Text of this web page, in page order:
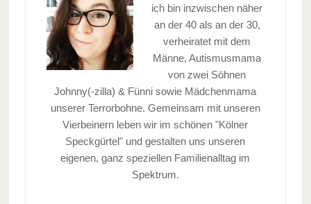
ich bin inzwischen näher
an der 40 als an der 30,
verheiratet mit dem
Männe, Autismusmama
von zwei Söhnen
Johnny(-zilla) & Fünni sowie Mädchenmama
unserer Terrorbohne. Gemeinsam mit unseren
Vierbeinern leben wir im schönen "Kölner
Speckgürtel" und gestalten uns unseren
eigenen, ganz speziellen Familienalltag im
Spektrum.